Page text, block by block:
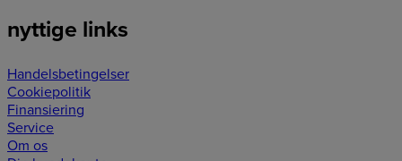
nyttige links
Handelsbetingelser
Cookiepolitik
Finansiering
Service
Om os